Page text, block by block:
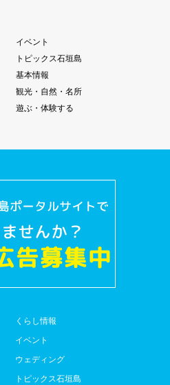
イベント
トピックス石垣島
基本情報
観光・自然・名所
遊ぶ・体験する
くらし情報
イベント
ウェディング
トピックス石垣島